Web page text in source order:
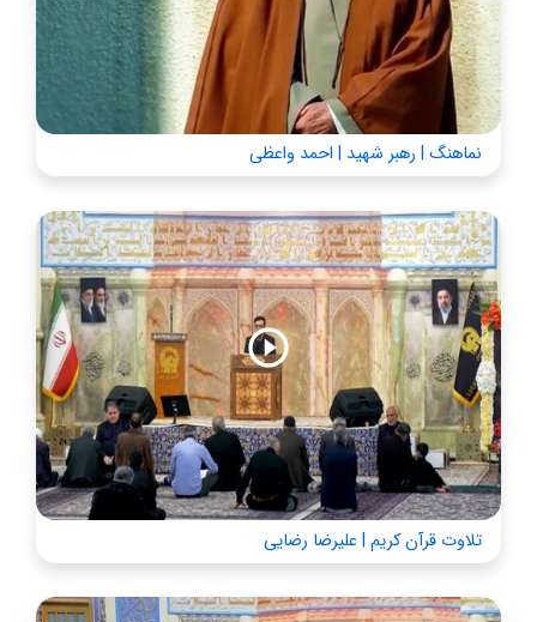
نماهنگ | رهبر شهید | احمد واعظی
تلاوت قرآن کریم | علیرضا رضایی